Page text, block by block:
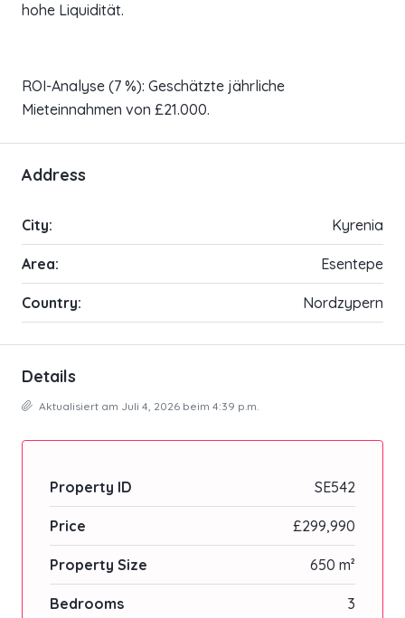
hohe Liquidität.
ROI-Analyse (7 %): Geschätzte jährliche
Mieteinnahmen von £21.000.
Address
City: Kyrenia
Area: Esentepe
Country: Nordzypern
Details
Aktualisiert am Juli 4, 2026 beim 4:39 p.m.
Property ID SE542
Price £299,990
Property Size 650 m²
Bedrooms 3